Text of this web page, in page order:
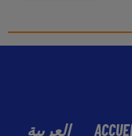
العربية